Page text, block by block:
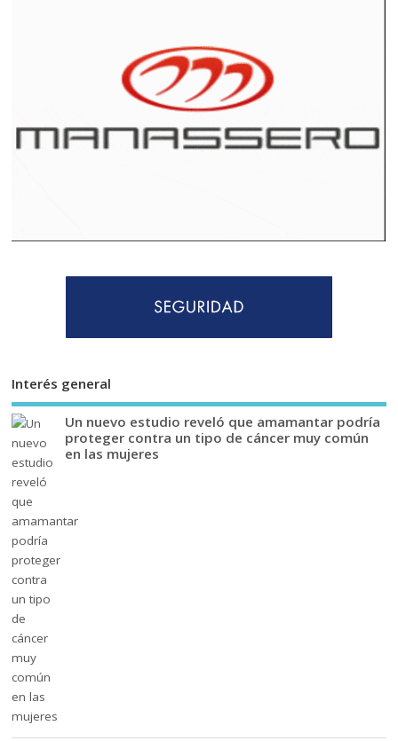
Interés general
Un nuevo estudio reveló que amamantar podría
proteger contra un tipo de cáncer muy común
en las mujeres